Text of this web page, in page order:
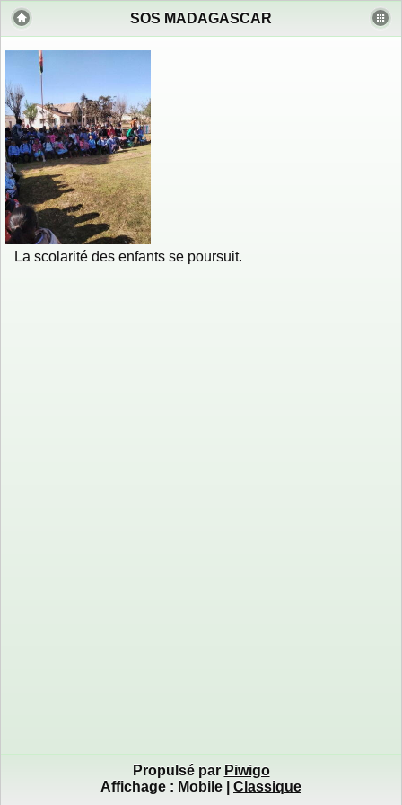
SOS MADAGASCAR
La scolarité des enfants se poursuit.
Propulsé par Piwigo
Affichage : Mobile Classique